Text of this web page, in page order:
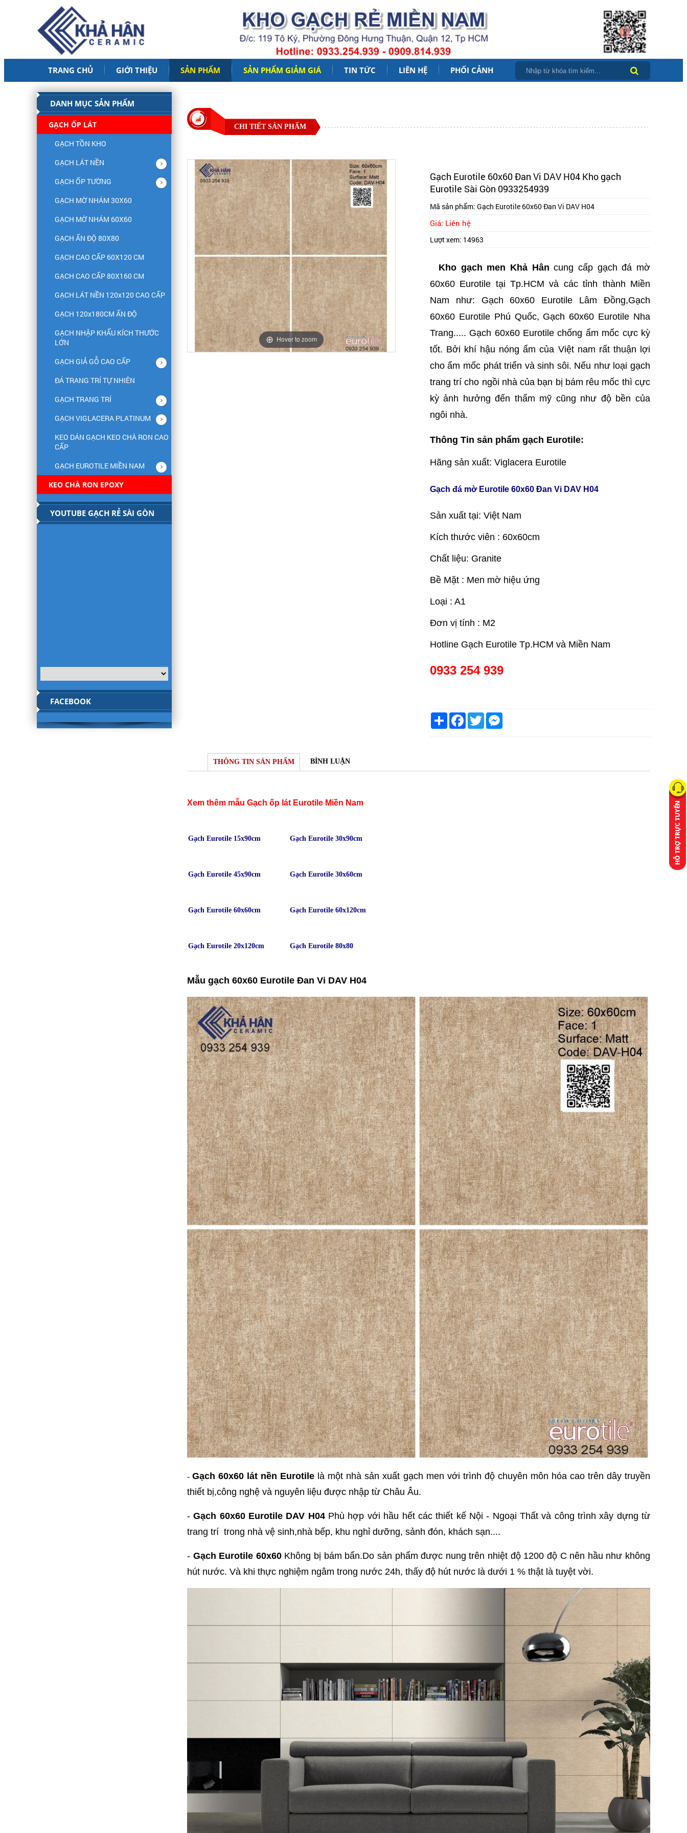
TRANG CHỦ GIỚI THIỆU SẢN PHẨM SẢN PHẨM GIẢM GIÁ TIN TỨC LIÊN HỆ PHỐI CẢNH
CHI TIẾT SẢN PHẨM
Hover to zoom
Gạch Eurotile 60x60 Đan Vi DAV H04 Kho gạch
Eurotile Sài Gòn 0933254939
Mã sản phẩm: Gạch Eurotile 60x60 Đan Vi DAV H04
Giá: Liên hệ
Lượt xem: 14963
Kho gạch men Khả Hân cung cấp gạch đá mờ
60x60 Eurotile tại Tp.HCM và các tỉnh thành Miền
Nam như: Gạch 60x60 Eurotile Lâm Đồng,Gạch
60x60 EurotilePhú Quốc, Gạch 60x60 Eurotile Nha
Trang..... Gạch 60x60 Eurotile chống ẩm mốc cực kỳ
tốt. Bởi khí hậu nóng ẩm của Việt nam rất thuận lợi
cho ẩm mốc phát triển và sinh sôi. Nếu như loại gạch
trang trí cho ngồi nhà của bạn bị bám rêu mốc thì cực
kỳ ảnh hưởng đến thẩm mỹ cũng như độ bền của
ngôi nhà.
Thông Tin sản phẩm gạch Eurotile:
Hãng sản xuất: Viglacera Eurotile
Gạch đá mờ Eurotile 60x60 Đan Vi DAV H04
Sản xuất tại: Việt Nam
Kích thước viên : 60x60cm
Chất liệu: Granite
Bề Mặt : Men mờ hiệu ứng
Loại : A1
Đơn vị tính : M2
Hotline Gạch Eurotile Tp.HCM và Miền Nam
0933 254 939
ShareFacebook
TwitterMessenger
THÔNG TIN SẢN PHẨM BÌNH LUẬN
Xem thêm mẫu Gạch ốp lát Eurotile Miền Nam
Gạch Eurotile 15x90cm Gạch Eurotile 30x90cm
Gạch Eurotile 45x90cm Gạch Eurotile 30x60cm
Gạch Eurotile 60x60cm Gạch Eurotile 60x120cm
Gạch Eurotile 20x120cm Gạch Eurotile 80x80
Mẫu gạch 60x60 Eurotile Đan Vi DAV H04
-Gạch 60x60 lát nền Eurotile là một nhà sản xuất gạch men với trình độ chuyên môn hóa cao trên dây truyền
thiết bị,công nghệ và nguyên liệu được nhập từ Châu Âu.
-Gạch 60x60 Eurotile DAV H04Phù hợp với hầu hết các thiết kế Nội - Ngoại Thất và công trình xây dựng từ
trang trí trong nhà vệ sinh,nhà bếp, khu nghỉ dưỡng, sảnh đón, khách sạn....
- Gạch Eurotile 60x60Không bị bám bẩn.Do sản phẩm được nung trên nhiệt độ 1200 độ C nên hầu như không
hút nước. Và khi thực nghiệm ngâm trong nước 24h, thấy độ hút nước là dưới 1 % thật là tuyệt vời.
DANH MỤC SẢN PHẨM
GẠCH ỐP LÁT
GẠCH TỒN KHO
GẠCH LÁT NỀN
GẠCH ỐP TƯỜNG
GẠCH MỜ NHÁM 30X60
GẠCH MỜ NHÁM 60X60
GẠCH ẤN ĐỘ 80X80
GẠCH CAO CẤP 60X120 CM
GẠCH CAO CẤP 80X160 CM
GẠCH LÁT NỀN 120x120 CAO CẤP
GẠCH 120x180CM ẤN ĐỘ
GẠCH NHẬP KHẨU KÍCH THƯỚC
LỚN
GẠCH GIẢ GỖ CAO CẤP
ĐÁ TRANG TRÍ TỰ NHIÊN
GẠCH TRANG TRÍ
GẠCH VIGLACERA PLATINUM
KEO DÁN GẠCH KEO CHÀ RON CAO
CẤP
GẠCH EUROTILE MIỀN NAM
KEO CHÀ RON EPOXY
YOUTUBE GẠCH RẺ SÀI GÒN
FACEBOOK